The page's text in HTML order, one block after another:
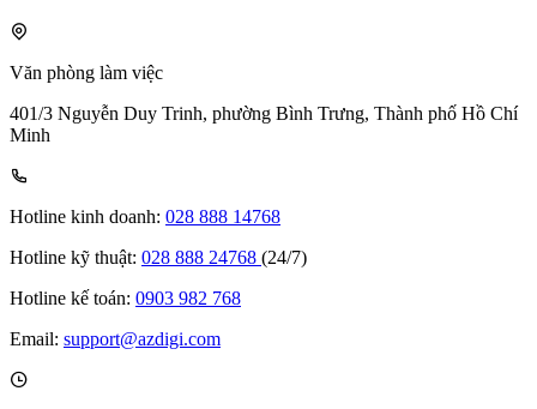
Văn phòng làm việc
401/3 Nguyễn Duy Trinh, phường Bình Trưng, Thành phố Hồ Chí
Minh
Hotline kinh doanh: 028 888 14768
Hotline kỹ thuật: 028 888 24768 (24/7)
Hotline kế toán: 0903 982 768
Email: support@azdigi.com